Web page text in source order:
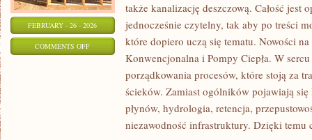
FEBRUARY - 26 - 2026
COMMENTS OFFON
OCZYSZCZALNIE
także kanalizację deszczową. Całość jest
jednocześnie czytelny, tak aby po treści
które dopiero uczą się tematu. Nowości
Konwencjonalna i Pompy Ciepła. W
porządkowania procesów, które stoją za
ścieków. Zamiast ogólników pojawiają
płynów, hydrologia, retencja,
niezawodność infrastruktury. Dzięki temu